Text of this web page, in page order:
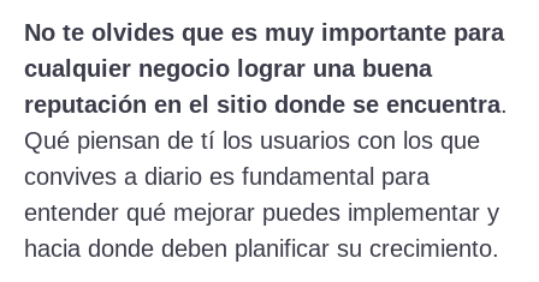
No te olvides que es muy importante para
cualquier negocio lograr una buena
reputación en el sitio donde se encuentra.
Qué piensan de tí los usuarios con los que
convives a diario es fundamental para
entender qué mejorar puedes implementar y
hacia donde deben planificar su crecimiento.